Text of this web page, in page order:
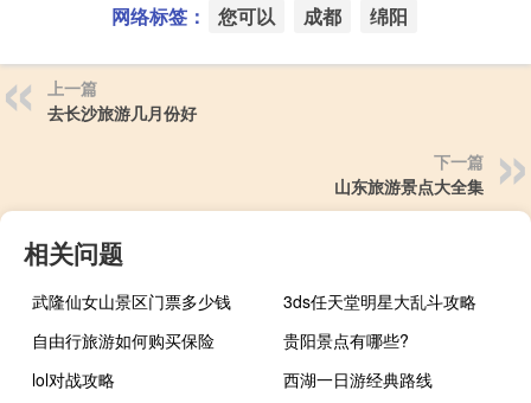
网络标签： 您可以 成都 绵阳
上一篇
去长沙旅游几月份好
下一篇
山东旅游景点大全集
相关问题
武隆仙女山景区门票多少钱
3ds任天堂明星大乱斗攻略
自由行旅游如何购买保险
贵阳景点有哪些?
lol对战攻略
西湖一日游经典路线